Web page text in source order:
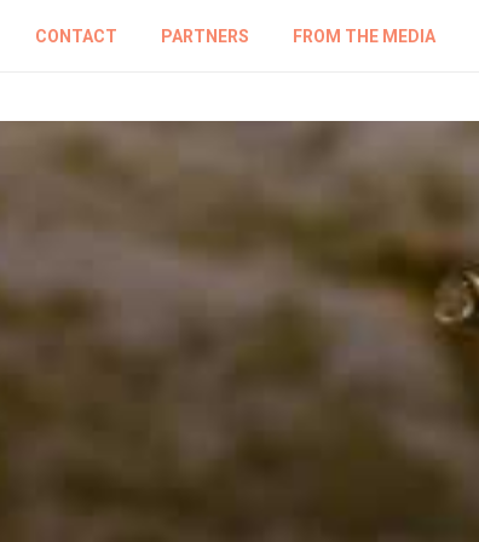
CONTACT PARTNERS FROM THE MEDIA